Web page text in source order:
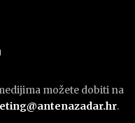
možete dobiti na
.